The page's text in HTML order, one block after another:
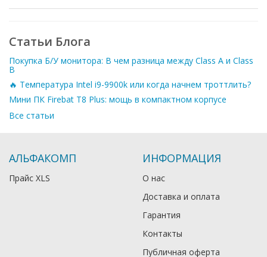
Статьи Блога
Покупка Б/У монитора: В чем разница между Class A и Class
B
🔥 Температура Intel i9-9900k или когда начнем троттлить?
Мини ПК Firebat T8 Plus: мощь в компактном корпусе
Все статьи
АЛЬФАКОМП
Прайс XLS
ИНФОРМАЦИЯ
О нас
Доставка и оплата
Гарантия
Контакты
Публичная оферта